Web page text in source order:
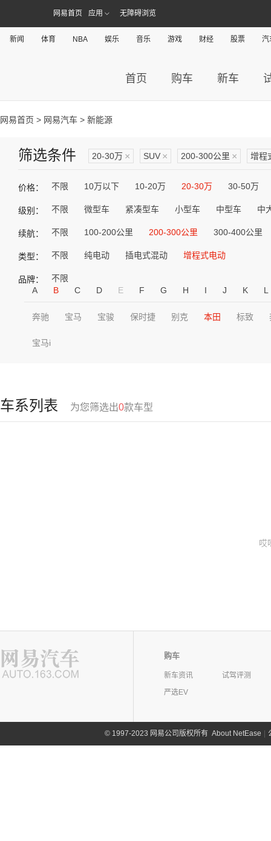
网易首页 应用 无障碍浏览
新闻 体育 NBA 娱乐 音乐 游戏 财经 股票 汽
首页 购车 新车
网易首页 > 网易汽车 > 新能源
筛选条件 20-30万 × SUV × 200-300公里 × 增程
价格： 不限 10万以下 10-20万 20-30万 30-50万
级别： 不限 微型车 紧凑型车 小型车 中型车 中
续航： 不限 100-200公里 200-300公里 300-400公里
类型： 不限 纯电动 插电式混动 增程式电动
品牌：
不限
A
B C D E F G H I J K L
奔驰 宝马 宝骏 保时捷 别克 本田 标致
宝马i
车系列表 为您筛选出0款车型
哎
购车
新车资讯
试驾评测
严选EV
©1997-2023 网易公司版权所有 About NetEase